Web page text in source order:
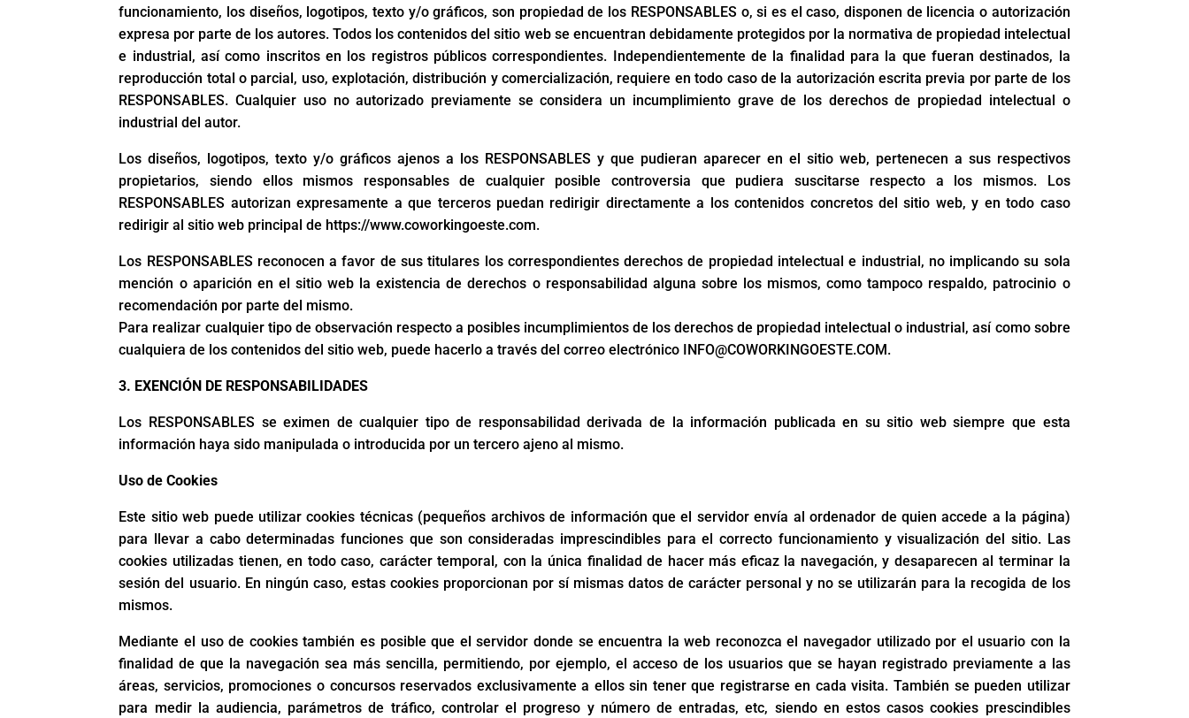
funcionamiento, los diseños, logotipos, texto y/o gráficos, son propiedad de los RESPONSABLES o, si es el caso, disponen de licencia o autorización
expresa por parte de los autores. Todos los contenidos del sitio web se encuentran debidamente protegidos por la normativa de propiedad intelectual
e industrial, así como inscritos en los registros públicos correspondientes. Independientemente de la finalidad para la que fueran destinados, la
reproducción total o parcial, uso, explotación, distribución y comercialización, requiere en todo caso de la autorización escrita previa por parte de los
RESPONSABLES. Cualquier uso no autorizado previamente se considera un incumplimiento grave de los derechos de propiedad intelectual o
industrial del autor.
Los diseños, logotipos, texto y/o gráficos ajenos a los RESPONSABLES y que pudieran aparecer en el sitio web, pertenecen a sus respectivos
propietarios, siendo ellos mismos responsables de cualquier posible controversia que pudiera suscitarse respecto a los mismos. Los
RESPONSABLES autorizan expresamente a que terceros puedan redirigir directamente a los contenidos concretos del sitio web, y en todo caso
redirigir al sitio web principal de https://www.coworkingoeste.com.
Los RESPONSABLES reconocen a favor de sus titulares los correspondientes derechos de propiedad intelectual e industrial, no implicando su sola
mención o aparición en el sitio web la existencia de derechos o responsabilidad alguna sobre los mismos, como tampoco respaldo, patrocinio o
recomendación por parte del mismo.
Para realizar cualquier tipo de observación respecto a posibles incumplimientos de los derechos de propiedad intelectual o industrial, así como sobre
cualquiera de los contenidos del sitio web, puede hacerlo a través del correo electrónico INFO@COWORKINGOESTE.COM.
3. EXENCIÓN DE RESPONSABILIDADES
Los RESPONSABLES se eximen de cualquier tipo de responsabilidad derivada de la información publicada en su sitio web siempre que esta
información haya sido manipulada o introducida por un tercero ajeno al mismo.
Uso de Cookies
Este sitio web puede utilizar cookies técnicas (pequeños archivos de información que el servidor envía al ordenador de quien accede a la página)
para llevar a cabo determinadas funciones que son consideradas imprescindibles para el correcto funcionamiento y visualización del sitio. Las
cookies utilizadas tienen, en todo caso, carácter temporal, con la única finalidad de hacer más eficaz la navegación, y desaparecen al terminar la
sesión del usuario. En ningún caso, estas cookies proporcionan por sí mismas datos de carácter personal y no se utilizarán para la recogida de los
mismos.
Mediante el uso de cookies también es posible que el servidor donde se encuentra la web reconozca el navegador utilizado por el usuario con la
finalidad de que la navegación sea más sencilla, permitiendo, por ejemplo, el acceso de los usuarios que se hayan registrado previamente a las
áreas, servicios, promociones o concursos reservados exclusivamente a ellos sin tener que registrarse en cada visita. También se pueden utilizar
para medir la audiencia, parámetros de tráfico, controlar el progreso y número de entradas, etc, siendo en estos casos cookies prescindibles